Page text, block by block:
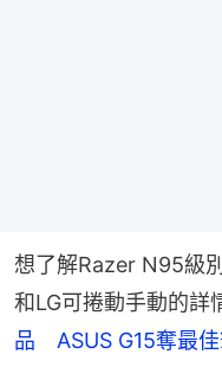
想了解Razer N95級
和LG可捲動手動的詳
品　ASUS G15奪最